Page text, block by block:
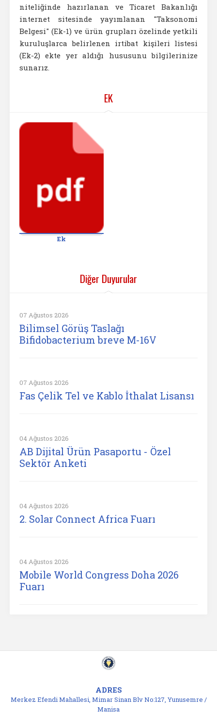
niteliğinde hazırlanan ve Ticaret Bakanlığı
internet sitesinde yayımlanan "Taksonomi
Belgesi" (Ek-1) ve ürün grupları özelinde yetkili
kuruluşlarca belirlenen irtibat kişileri listesi
(Ek-2) ekte yer aldığı hususunu bilgilerinize
sunarız.
EK
Ek
Diğer Duyurular
07 Ağustos 2026
Bilimsel Görüş Taslağı
Bifidobacterium breve M-16V
07 Ağustos 2026
Fas Çelik Tel ve Kablo İthalat Lisansı
04 Ağustos 2026
AB Dijital Ürün Pasaportu - Özel
Sektör Anketi
04 Ağustos 2026
2. Solar Connect Africa Fuarı
04 Ağustos 2026
Mobile World Congress Doha 2026
Fuarı
ADRES
Merkez Efendi Mahallesi, Mimar Sinan Blv No:127, Yunusemre /
Manisa